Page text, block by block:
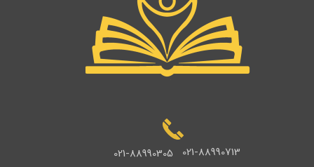
021-88990713
021-88990305